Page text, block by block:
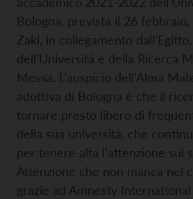
Bologna, prevista il 26
Zaki, in collegamento
dell’Università e della Ricerca
Messa. L’auspicio dell’Alma
adottiva di Bologna è che il
tornare presto libero di
della sua università, che
per tenere alta l’attenzione sul
Attenzione che non manca nel
grazie ad Amnesty